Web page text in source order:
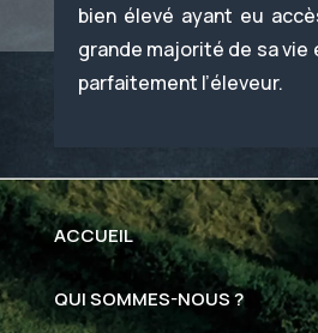
bien élevé ayant eu
grande majorité de sa vie
parfaitement l’éleveur.
ACCUEIL
QUI SOMMES-NOUS ?